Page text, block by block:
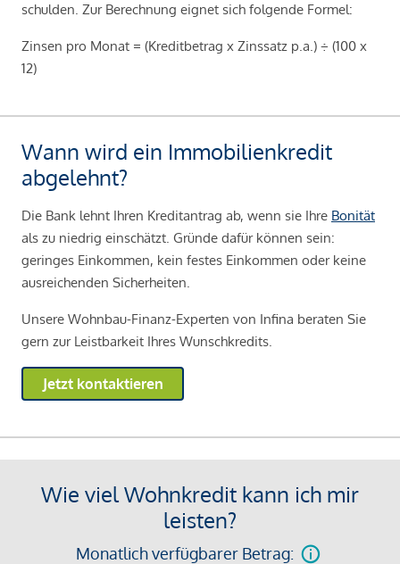
schulden. Zur Berechnung eignet sich folgende Formel:
Zinsen pro Monat = (Kreditbetrag x Zinssatz p.a.) ÷ (100 x
12)
Wann wird ein Immobilienkredit
abgelehnt?
Die Bank lehnt Ihren Kreditantrag ab, wenn sie Ihre Bonität
als zu niedrig einschätzt. Gründe dafür können sein:
geringes Einkommen, kein festes Einkommen oder keine
ausreichenden Sicherheiten.
Unsere Wohnbau-Finanz-Experten von Infina beraten Sie
gern zur Leistbarkeit Ihres Wunschkredits.
Jetzt kontaktieren
Wie viel Wohnkredit kann ich mir
leisten?
Monatlich verfügbarer Betrag: